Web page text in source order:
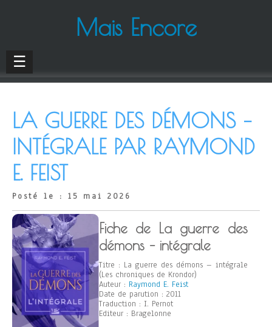
Mais Encore
☰
LA GUERRE DES DÉMONS –
INTÉGRALE PAR RAYMOND
E. FEIST
Posté le : 15 mai 2026
Fiche de La guerre des
démons – intégrale
Titre : La guerre des démons – intégrale
(Les chroniques de Krondor)
Auteur : Raymond E. Feist
Date de parution : 2011
Traduction : I. Pernot
Editeur : Bragelonne